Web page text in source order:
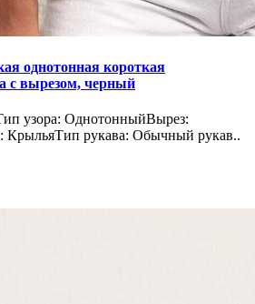
однотонная короткая
с вырезом, черный
узора: ОднотонныйВырез:
КрыльяТип рукава: Обычный рукав..